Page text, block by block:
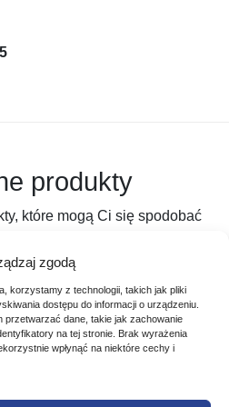
zgodą
korzystamy z technologii, takich jak pliki
dostępu do informacji o urządzeniu.
przetwarzać dane, takie jak zachowanie
na tej stronie. Brak wyrażenia
wpłynąć na niektóre cechy i
produkty
które mogą Ci się spodobać